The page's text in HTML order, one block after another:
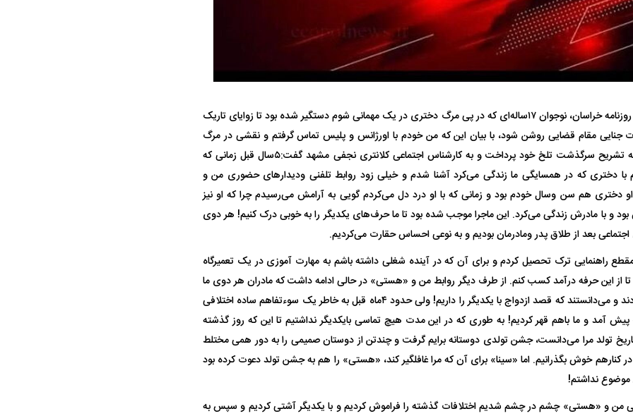
به گزارش روزنامه خراسان، نوجوان ۱۷ساله‌ای که در پی مرگ دختری در یک مهمانی شوم دستگیر شده بود تا زوایای تاریک
جنایی مقام قضایی روشن شود، با بیان این که من خودم با اورژانس و پلیس تماس گرفتم و نقشی در مرگ
«هستی» نداشتم، به تشریح سرگذشت تلخ خود پرداخت و به کارشناس اجتماعی کلانتری نجفی مشهد گفت:۵سال قبل زمانی که
با دختری که در همسایگی ما زندگی می‌کرد آشنا شدم و خیلی زود روابط تلفنی ودیدار‌های حضوری من و
دختری هم سن وسال خودم بود و زمانی که با او درد دل می‌کردم گویی به آرامش می‌رسیدم چرا که او نیز
بود و با مادرش زندگی می‌کرد. این ماجرا موجب شده بود تا ما حرف‌های یکدیگر را به خوبی درک کنیم! هر دوی
بعد از طلاق پدر ومادرمان بودیم و به نوعی احساس حقارت می‌کردیم.
راهنمایی ترک تحصیل کردم و برای آن که در آینده شغلی داشته باشم به مهارت آموزی در یک تعمیرگاه
از این حرفه درآمد کسب کنم. از طرف دیگر روابط من و «هستی» در حالی ادامه داشت که مادران هر دوی ما
در جریان موضوع بودند و می‌دانستند که قصد ازدواج با یکدیگر را داریم! ولی حدود ۴ماه قبل به خاطر یک سوءتفاهم ساده اختلافی
آمد و ما باهم قهر کردیم! به طوری که در این مدت هیچ تماسی بایکدیگر نداشتیم تا این که روز گذشته
تولد مرا می‌دانست، جشن تولدی دوستانه برایم گرفت و چندتن از دوستان صمیمی را به دور همی مختلط
کنارهم خوش بگذرانیم. اما «سینا» برای آن که مرا غافلگیر کند، «هستی» را هم به جشن تولد دعوت کرده بود
موضوع نداشتم!
و «هستی» چشم در چشم شدیم اختلافات گذشته را فراموش کردیم و با یکدیگر آشتی کردیم و سپس به
پرسپولیس
پیشنهاد ۱۳۲میلیاردی رامین رضاییان به
استقلال
بازگشت اندونگ به استقلال منتفی شد؛
هافبک گابنی در آستانه انتخاب تیم جدید
معضل بزرگ پرسپولیس؛ دنیل گرا حاضر
به فسخ قرارداد نیست